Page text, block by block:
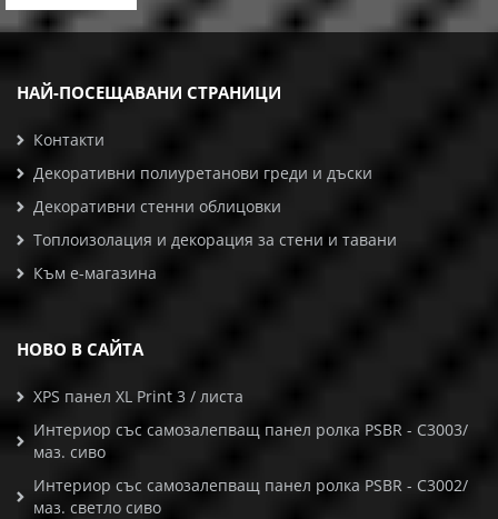
НАЙ-ПОСЕЩАВАНИ СТРАНИЦИ
Контакти
Декоративни полиуретанови греди и дъски
Декоративни стенни облицовки
Топлоизолация и декорация за стени и тавани
Към е-магазина
НОВО В САЙТА
XPS панел XL Print 3 / листа
Интериор със самозалепващ панел ролка PSBR - C3003/
маз. сиво
Интериор със самозалепващ панел ролка PSBR - C3002/
маз. светло сиво